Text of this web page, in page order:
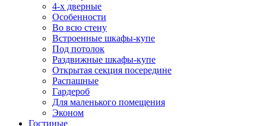
4-х дверные
Особенности
Во всю стену
Встроенные шкафы-купе
Под потолок
Раздвижные шкафы-купе
Открытая секция посередине
Распашные
Гардероб
Для маленького помещения
Эконом
Гостиные